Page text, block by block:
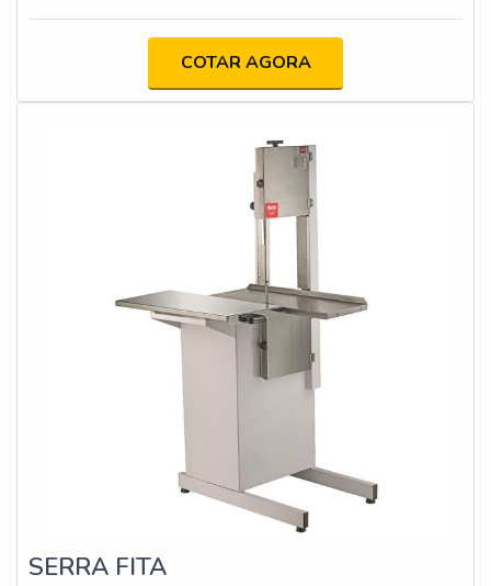
segurança, atualização da documentação técnica e
riscos de acidentes e assegurar que as máquinas
estejam em conformidade com os requisitos legais e
COTAR AGORA
SERRA FITA